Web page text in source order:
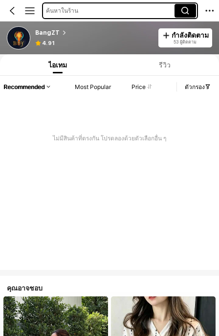
ค้นหาในร้าน
BangZT
4.91
กำลังติดตาม
53 ผู้ติดตาม
ไอเทม รีวิว
Recommended Most Popular Price ตัวกรอง
ไม่มีสินค้าที่ตรงกัน โปรดลองด้วยตัวเลือกอื่น ๆ
คุณอาจชอบ